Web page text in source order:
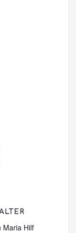
Maria Hilf